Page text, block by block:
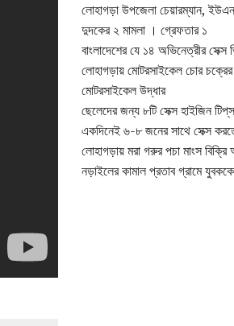
লোহাগড়া উপজেলা চেয়ারম্যান,
দুদকের ২ মামলা । গ্রেফতার ১
বাংলাদেশের যে ১৪ অভিনেত্রীর
লোহাগড়ায় মোটরসাইকেল চোর
মোটরসাইকেল উদ্ধার
ছেলেদের জন্য ৮টি সেক্স হাইজিন টিপ্‌স
একদিনেই ৬-৮ জনের সাথে সেক্স
লোহাগড়ায় মরা গরুর পচা মাংস
নড়াইলের কামাল প্রতাব গ্রামে